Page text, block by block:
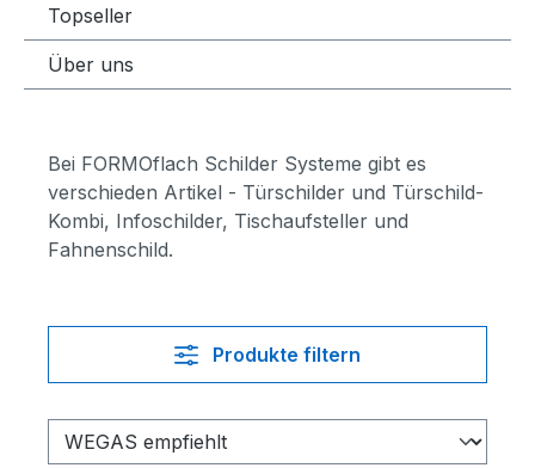
Topseller
Über uns
Bei FORMOflach Schilder Systeme gibt es
verschieden Artikel - Türschilder und Türschild-
Kombi, Infoschilder, Tischaufsteller und
Fahnenschild.
Produkte filtern